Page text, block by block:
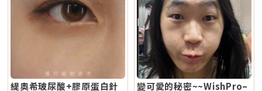
緹奧希玻尿酸+膠原蛋白針 變可愛的秘密~~WishPro–